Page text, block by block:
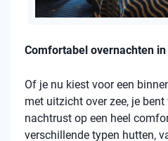
Comfortabel overnachten
Of je nu kiest voor een
met uitzicht over zee, je
nachtrust op een heel
verschillende typen hutten,